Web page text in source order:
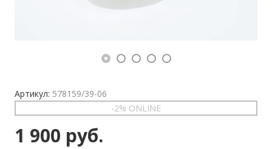
Артикул: 578159/39-06
-2% ONLINE
1 900 руб.